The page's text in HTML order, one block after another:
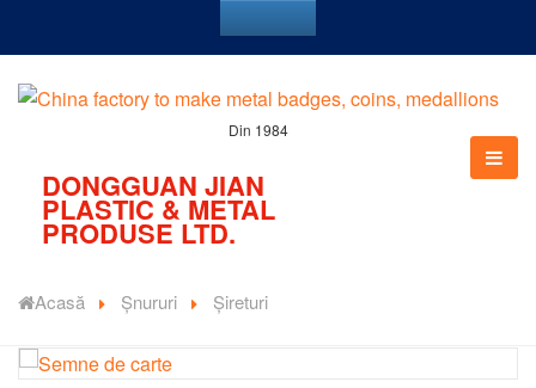
Din 1984
DONGGUAN JIAN
PLASTIC & METAL
PRODUSE LTD.
Acasă Șnururi Șireturi